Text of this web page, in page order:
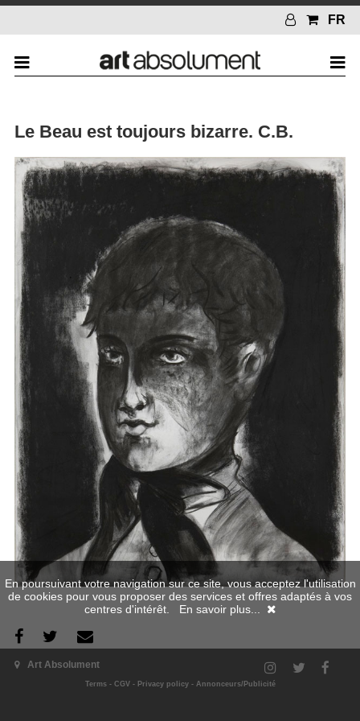
FR
Le Beau est toujours bizarre. C.B.
The exhibition
Art Absolument
Terms- CGV- Privacy policy- Annonceurs/Publicité
En poursuivant votre navigation sur ce site, vous acceptez l'utilisation
de cookies pour vous proposer des services et offres adaptés à vos
centres d'intérêt. En savoir plus...